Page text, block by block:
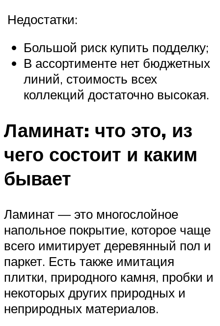
Недостатки:
Большой риск купить подделку;
В ассортименте нет бюджетных
линий, стоимость всех
коллекций достаточно высокая.
Ламинат: что это, из
чего состоит и каким
бывает
Ламинат — это многослойное
напольное покрытие, которое чаще
всего имитирует деревянный пол и
паркет. Есть также имитация
плитки, природного камня, пробки и
некоторых других природных и
неприродных материалов.